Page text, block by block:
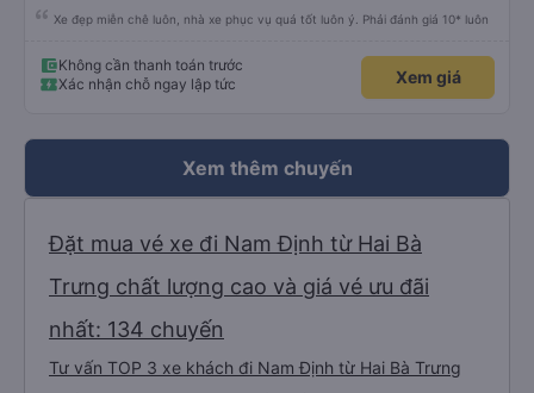
Xe đẹp miễn chê luôn, nhà xe phục vụ quá tốt luôn ý. Phải đánh giá 10* luôn
Không cần thanh toán trước
Xác nhận chỗ ngay lập tức
Xem giá
Xem thêm chuyến
Đặt mua vé xe đi Nam Định từ Hai Bà
Trưng chất lượng cao và giá vé ưu đãi
nhất: 134 chuyến
Tư vấn TOP 3 xe khách đi Nam Định từ Hai Bà Trưng